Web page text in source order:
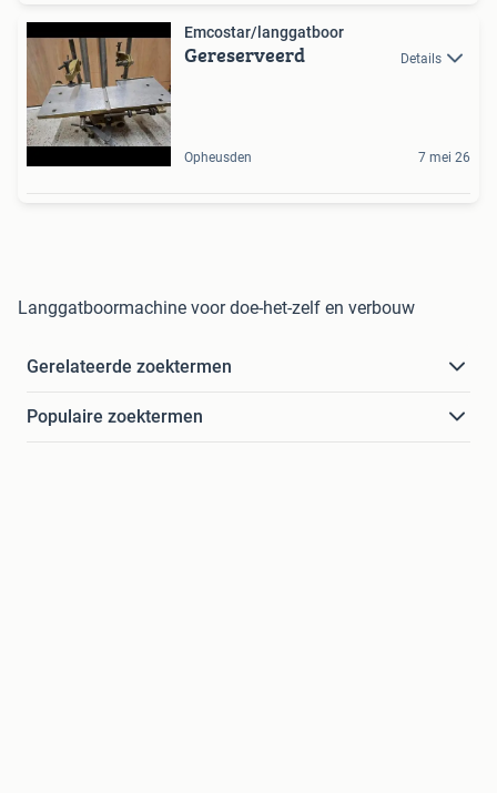
Emcostar/langgatboor
Gereserveerd Details
Opheusden 7 mei 26
Langgatboormachine voor doe-het-zelf en verbouw
Gerelateerde zoektermen
Populaire zoektermen